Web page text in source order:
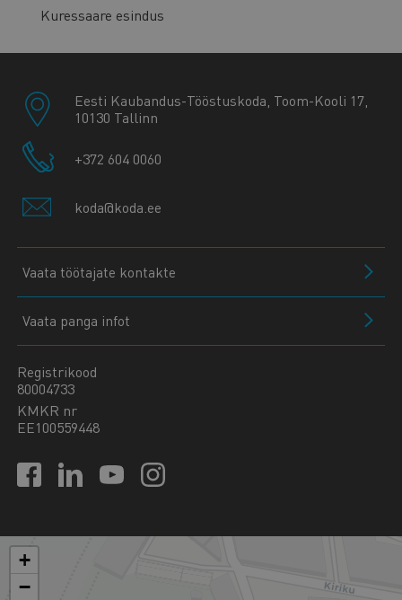
Kuressaare esindus
Eesti Kaubandus-Tööstuskoda, Toom-Kooli 17,
10130 Tallinn
+372 604 0060
koda@koda.ee
Vaata töötajate kontakte
Vaata panga infot
Registrikood
80004733
KMKR nr
EE100559448
+
−